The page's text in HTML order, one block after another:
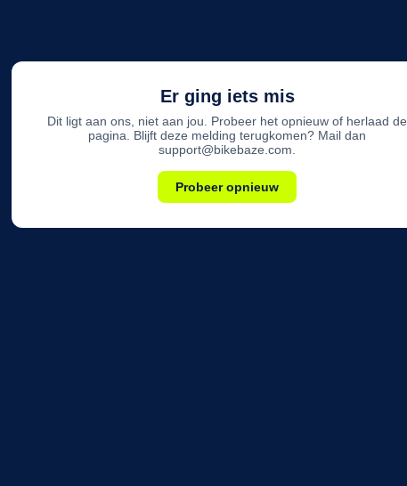
Er ging iets mis
Dit ligt aan ons, niet aan jou. Probeer het opnieuw of herlaad de
pagina. Blijft deze melding terugkomen? Mail dan
support@bikebaze.com.
Probeer opnieuw